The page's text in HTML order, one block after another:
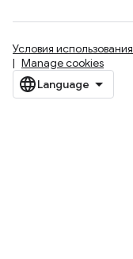
Условия использования
Manage cookies